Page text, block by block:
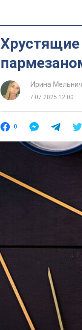
Хрустящие
Ирина
7.07.2025 12:00
0